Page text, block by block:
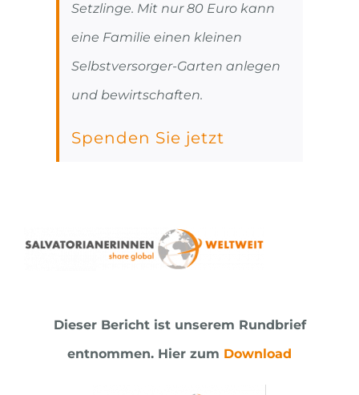
Setzlinge. Mit nur 80 Euro kann
eine Familie einen kleinen
Selbstversorger-Garten anlegen
und bewirtschaften.
Spenden Sie jetzt
Dieser Bericht ist unserem Rundbrief
entnommen. Hier zum Download